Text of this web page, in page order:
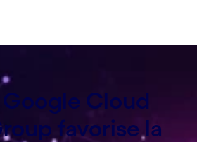
Cloud
favorise la